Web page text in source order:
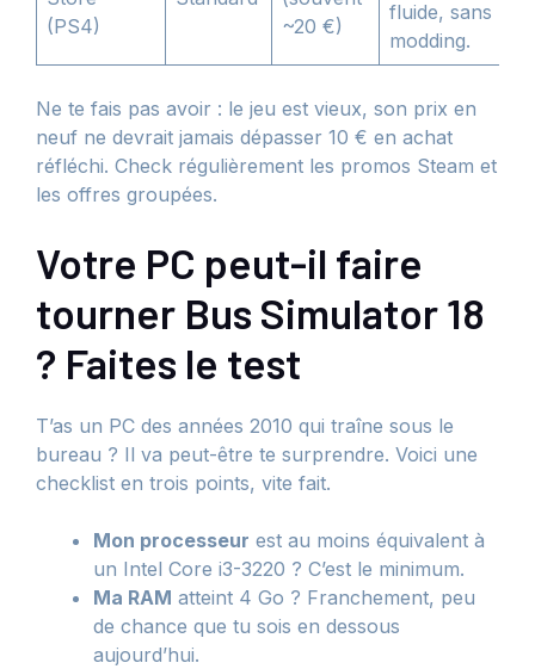
(PS4)
~20 €)
fluide, sans
modding.
Ne te fais pas avoir : le jeu est vieux, son prix en
neuf ne devrait jamais dépasser 10 € en achat
réfléchi. Check régulièrement les promos Steam et
les offres groupées.
Votre PC peut-il faire
tourner Bus Simulator 18
? Faites le test
T’as un PC des années 2010 qui traîne sous le
bureau ? Il va peut-être te surprendre. Voici une
checklist en trois points, vite fait.
Mon processeur est au moins équivalent à
un Intel Core i3-3220 ? C’est le minimum.
Ma RAM atteint 4 Go ? Franchement, peu
de chance que tu sois en dessous
aujourd’hui.